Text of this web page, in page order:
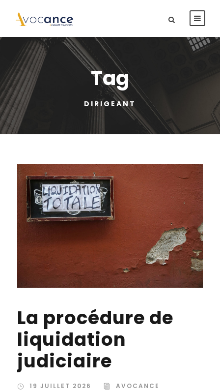
Tag
DIRIGEANT
La procédure de
liquidation
judiciaire
19 JUILLET 2026
AVOCANCE